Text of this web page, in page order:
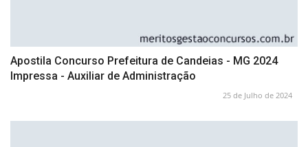
Apostila Concurso Prefeitura de Candeias - MG 2024
Impressa - Auxiliar de Administração
25 de Julho de 2024